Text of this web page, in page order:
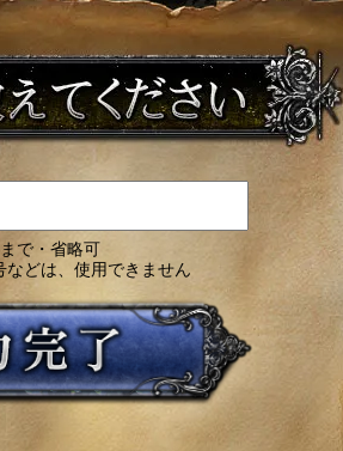
で・省略可
どは、使用できません